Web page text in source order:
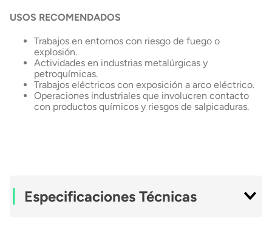
USOS RECOMENDADOS
Trabajos en entornos con riesgo de fuego o
explosión.
Actividades en industrias metalúrgicas y
petroquímicas.
Trabajos eléctricos con exposición a arco eléctrico.
Operaciones industriales que involucren contacto
con productos químicos y riesgos de salpicaduras.
Especificaciones Técnicas